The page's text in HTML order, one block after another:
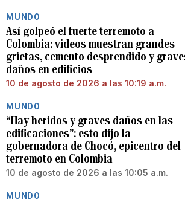
MUNDO
Así golpeó el fuerte terremoto a
Colombia: videos muestran grandes
grietas, cemento desprendido y
daños en edificios
10 de agosto de 2026 a las 10:19 a.m.
MUNDO
“Hay heridos y graves daños en las
edificaciones”: esto dijo la
gobernadora de Chocó, epicentro del
terremoto en Colombia
10 de agosto de 2026 a las 10:05 a.m.
MUNDO